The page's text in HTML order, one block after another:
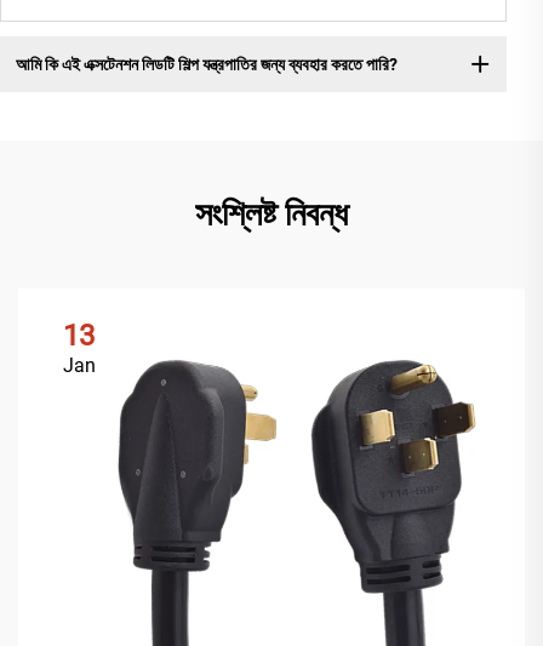
আমি কি এই এক্সটেনশন লিডটি শিল্প যন্ত্রপাতির জন্য ব্যবহার করতে পারি?
সংশ্লিষ্ট নিবন্ধ
13
Jan